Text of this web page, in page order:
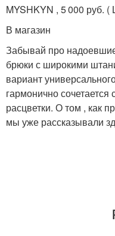
MYSHKYN , 5 000 руб. (
В магазин
Забывай про
брюки с широкими
вариант
гармонично
расцветки. О том , как
мы уже рассказывали